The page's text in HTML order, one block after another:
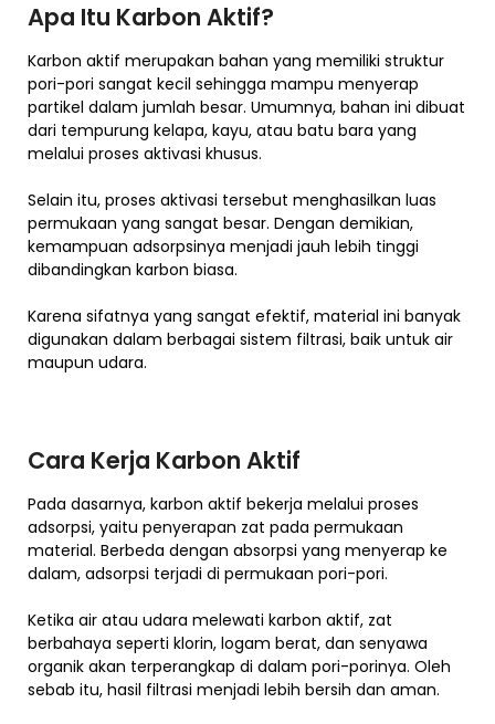
Apa Itu Karbon Aktif?
Karbon aktif merupakan bahan yang memiliki struktur
pori-pori sangat kecil sehingga mampu menyerap
partikel dalam jumlah besar. Umumnya, bahan ini dibuat
dari tempurung kelapa, kayu, atau batu bara yang
melalui proses aktivasi khusus.
Selain itu, proses aktivasi tersebut menghasilkan luas
permukaan yang sangat besar. Dengan demikian,
kemampuan adsorpsinya menjadi jauh lebih tinggi
dibandingkan karbon biasa.
Karena sifatnya yang sangat efektif, material ini banyak
digunakan dalam berbagai sistem filtrasi, baik untuk air
maupun udara.
Cara Kerja Karbon Aktif
Pada dasarnya, karbon aktif bekerja melalui proses
adsorpsi, yaitu penyerapan zat pada permukaan
material. Berbeda dengan absorpsi yang menyerap ke
dalam, adsorpsi terjadi di permukaan pori-pori.
Ketika air atau udara melewati karbon aktif, zat
berbahaya seperti klorin, logam berat, dan senyawa
organik akan terperangkap di dalam pori-porinya. Oleh
sebab itu, hasil filtrasi menjadi lebih bersih dan aman.